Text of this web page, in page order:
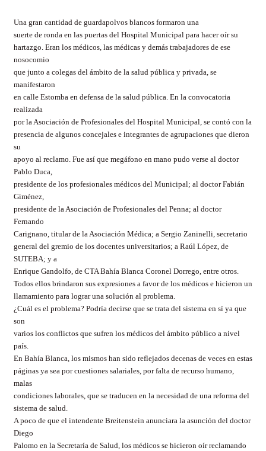
Una gran cantidad de guardapolvos blancos formaron una
suerte de ronda en las puertas del Hospital Municipal para hacer oír su
hartazgo. Eran los médicos, las médicas y demás trabajadores de ese
nosocomio
que junto a colegas del ámbito de la salud pública y privada, se
manifestaron
en calle Estomba en defensa de la salud pública. En la convocatoria
realizada
por la Asociación de Profesionales del Hospital Municipal, se contó con la
presencia de algunos concejales e integrantes de agrupaciones que dieron
su
apoyo al reclamo. Fue así que megáfono en mano pudo verse al doctor
Pablo Duca,
presidente de los profesionales médicos del Municipal; al doctor Fabián
Giménez,
presidente de la Asociación de Profesionales del Penna; al doctor
Fernando
Carignano, titular de la Asociación Médica; a Sergio Zaninelli, secretario
general del gremio de los docentes universitarios; a Raúl López, de
SUTEBA; y a
Enrique Gandolfo, de CTA Bahía Blanca Coronel Dorrego, entre otros.
Todos ellos brindaron sus expresiones a favor de los médicos e hicieron un
llamamiento para lograr una solución al problema.
¿Cuál es el problema? Podría decirse que se trata del sistema en sí ya que
son
varios los conflictos que sufren los médicos del ámbito público a nivel
país.
En Bahía Blanca, los mismos han sido reflejados decenas de veces en estas
páginas ya sea por cuestiones salariales, por falta de recurso humano,
malas
condiciones laborales, que se traducen en la necesidad de una reforma del
sistema de salud.
A poco de que el intendente Breitenstein anunciara la asunción del doctor
Diego
Palomo en la Secretaría de Salud, los médicos se hicieron oír reclamando